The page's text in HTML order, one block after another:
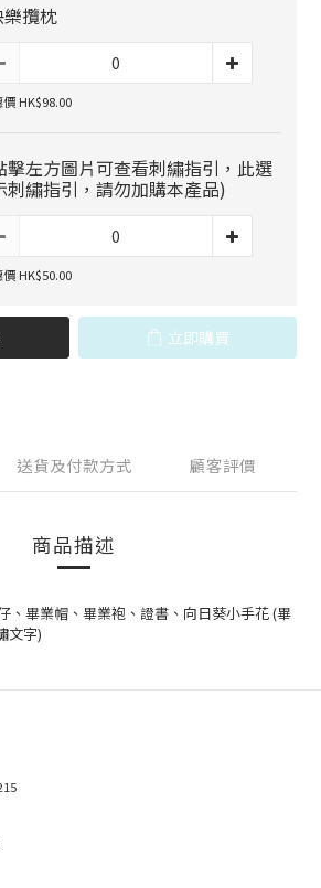
攬枕
價 HK$98.00
擊左方圖片可查看刺繡指引，此選
刺繡指引，請勿加購本產品)
價 HK$50.00
立即購買
送貨及付款方式 顧客評價
商品描述
、畢業帽、畢業袍、證書、向日葵小手花 (畢
文字)